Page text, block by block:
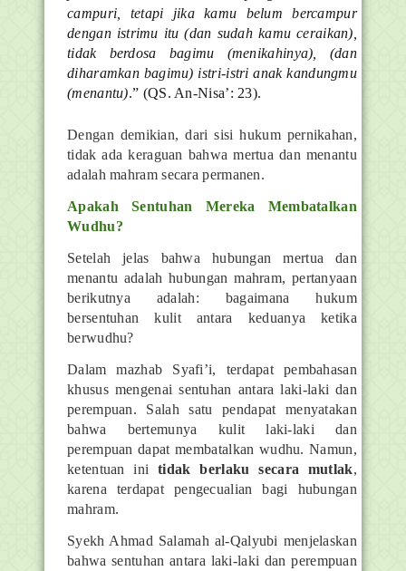
campuri, tetapi jika kamu belum bercampur
dengan istrimu itu (dan sudah kamu ceraikan),
tidak berdosa bagimu (menikahinya), (dan
diharamkan bagimu) istri-istri anak kandungmu
(menantu).” (QS. An-Nisa’: 23).
Dengan demikian, dari sisi hukum pernikahan,
tidak ada keraguan bahwa mertua dan menantu
adalah mahram secara permanen.
Apakah Sentuhan Mereka Membatalkan
Wudhu?
Setelah jelas bahwa hubungan mertua dan
menantu adalah hubungan mahram, pertanyaan
berikutnya adalah: bagaimana hukum
bersentuhan kulit antara keduanya ketika
berwudhu?
Dalam mazhab Syafi’i, terdapat pembahasan
khusus mengenai sentuhan antara laki-laki dan
perempuan. Salah satu pendapat menyatakan
bahwa bertemunya kulit laki-laki dan
perempuan dapat membatalkan wudhu. Namun,
ketentuan initidak berlaku secara mutlak,
karena terdapat pengecualian bagi hubungan
mahram.
Syekh Ahmad Salamah al-Qalyubi menjelaskan
bahwa sentuhan antara laki-laki dan perempuan